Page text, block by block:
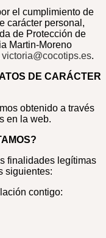
el cumplimiento de
carácter personal,
de Protección de
Martin-Moreno
victoria@cocotips.es.
DE CARÁCTER
obtenido a través
en la web.
finalidades legítimas
siguientes:
contigo: